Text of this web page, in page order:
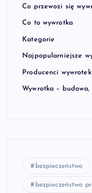
Co przewozi się
Co to wywrotka
Kategorie
Najpopularniejsze
Producenci wywrotek
Wywrotka –
bezpieczeństwo
bezpieczeństwo